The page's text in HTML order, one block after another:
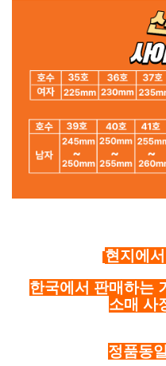
현지에
한국에서 판매하는
소매 사
정품동